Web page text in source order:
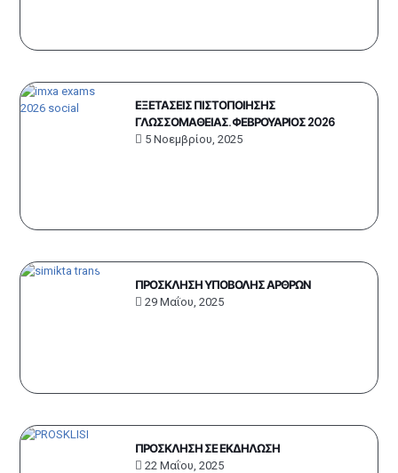
ΕΞΕΤΑΣΕΙΣ ΠΙΣΤΟΠΟΙΗΣΗΣ
ΓΛΩΣΣΟΜΑΘΕΙΑΣ. ΦΕΒΡΟΥΑΡΙΟΣ 2026
5 Νοεμβρίου, 2025
ΠΡΟΣΚΛΗΣΗ ΥΠΟΒΟΛΗΣ ΑΡΘΡΩΝ
29 Μαΐου, 2025
ΠΡΟΣΚΛΗΣΗ ΣΕ ΕΚΔΗΛΩΣΗ
22 Μαΐου, 2025